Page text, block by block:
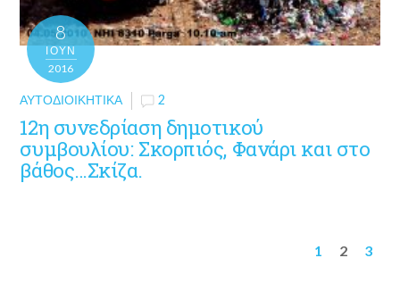
8
ΙΟΎΝ
2016
ΑΥΤΟΔΙΟΙΚΗΤΙΚΆ 2
12η συνεδρίαση δημοτικού
συμβουλίου: Σκορπιός, Φανάρι και στο
βάθος…Σκίζα.
1 2 3